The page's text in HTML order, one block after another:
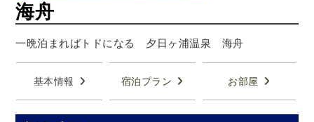
海舟
一晩泊まればトドになる 夕日ヶ浦温泉 海舟
基本情報 宿泊プラン お部屋